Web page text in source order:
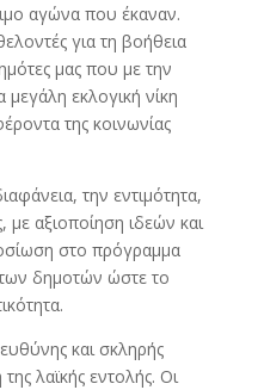
αγώνα που έκαναν.
για τη βοήθεια
μας που με την
εκλογική νίκη
της κοινωνίας
την εντιμότητα,
αξιοποίηση ιδεών και
στο πρόγραμμα
δημοτών ώστε το
και σκληρής
λαϊκής εντολής. Οι